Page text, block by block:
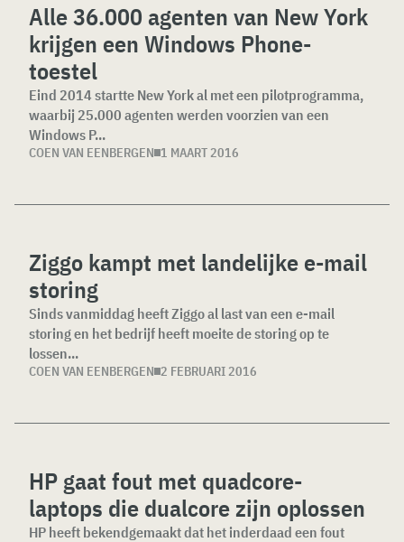
Alle 36.000 agenten van New York
krijgen een Windows Phone-
toestel
Eind 2014 startte New York al met een pilotprogramma,
waarbij 25.000 agenten werden voorzien van een
Windows P...
COEN VAN EENBERGEN 1 MAART 2016
Ziggo kampt met landelijke e-mail
storing
Sinds vanmiddag heeft Ziggo al last van een e-mail
storing en het bedrijf heeft moeite de storing op te
lossen...
COEN VAN EENBERGEN 2 FEBRUARI 2016
HP gaat fout met quadcore-
laptops die dualcore zijn oplossen
HP heeft bekendgemaakt dat het inderdaad een fout